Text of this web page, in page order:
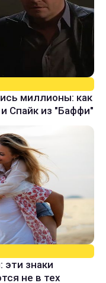
миллионы: как
Спайк из "Баффи"
эти знаки
не в тех